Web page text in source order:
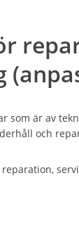
som är av
och